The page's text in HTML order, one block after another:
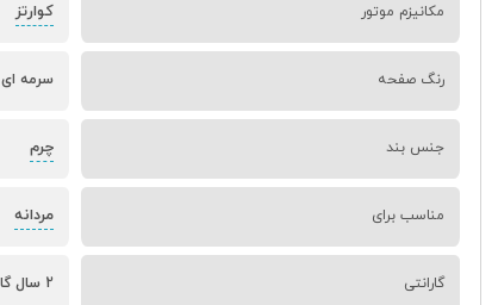
مکانیزم موتور کوارتز
رنگ صفحه سرمه ای
جنس بند چرم
مناسب برای مردانه
گارانتی 2 سال گارانتی آریازمان